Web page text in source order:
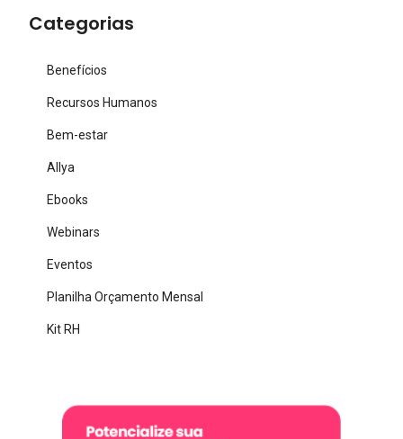
Categorias
Benefícios
Recursos Humanos
Bem-estar
Allya
Ebooks
Webinars
Eventos
Planilha Orçamento Mensal
Kit RH